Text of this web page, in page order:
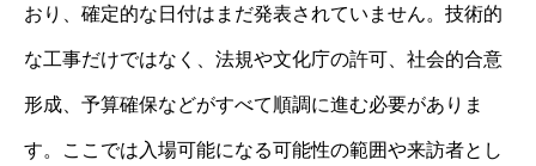
おり、確定的な日付はまだ発表されていません。技術的
な工事だけではなく、法規や文化庁の許可、社会的合意
形成、予算確保などがすべて順調に進む必要がありま
す。ここでは入場可能になる可能性の範囲や来訪者とし